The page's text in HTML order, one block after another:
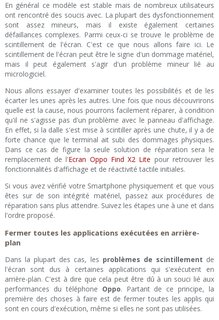
En général ce modèle est stable mais de nombreux utilisateurs
ont rencontré des soucis avec. La plupart des dysfonctionnement
sont assez mineurs, mais il existe également certaines
défaillances complexes. Parmi ceux-ci se trouve le problème de
scintillement de l'écran. C'est ce que nous allons faire ici. Le
scintillement de l'écran peut être le signe d'un dommage matériel,
mais il peut également s'agir d'un problème mineur lié au
micrologiciel.
Nous allons essayer d'examiner toutes les possibilités et de les
écarter les unes après les autres. Une fois que nous découvrirons
quelle est la cause, nous pourrons facilement réparer, à condition
qu'il ne s'agisse pas d'un problème avec le panneau d'affichage.
En effet, si la dalle s'est mise à scintiller après une chute, il y a de
forte chance que le terminal ait subi des dommages physiques.
Dans ce cas de figure la seule solution de réparation sera le
remplacement de l'Ecran Oppo Find X2 Lite pour retrouver les
fonctionnalités d'affichage et de réactivité tactile initiales.
Si vous avez vérifié votre Smartphone physiquement et que vous
êtes sur de son intégrité matériel, passez aux procédures de
réparation sans plus attendre. Suivez les étapes une à une et dans
l'ordre proposé.
Fermer toutes les applications exécutées en arrière-
plan
Dans la plupart des cas, les problèmes de scintillement de
l'écran sont dus à certaines applications qui s'exécutent en
arrière-plan. C'est à dire que cela peut être dû à un souci lié aux
performances du téléphone Oppo. Partant de ce principe, la
première des choses à faire est de fermer toutes les applis qui
sont en cours d'exécution, même si elles ne sont pas utilisées.